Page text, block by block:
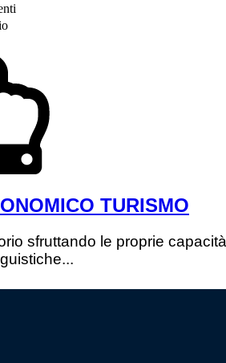
TURISMO
sfruttando le proprie capacità